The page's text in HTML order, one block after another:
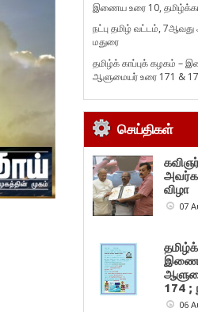
இணைய உரை 10,
நட்பு தமிழ் வட்டம்,
மதுரை
தமிழ்க் காப்புக் கழகம்
ஆளுமையர் உரை 171 &
செய்திகள்
விழா
07
174 ;
06